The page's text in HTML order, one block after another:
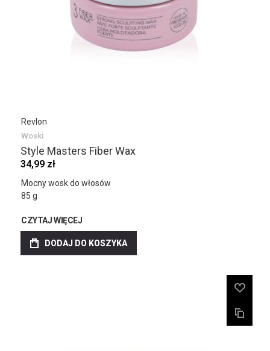
Revlon
Woski
Style Masters Fiber Wax
34,99 zł
Mocny wosk do włosów
85 g
CZYTAJ WIĘCEJ
DODAJ DO KOSZYKA